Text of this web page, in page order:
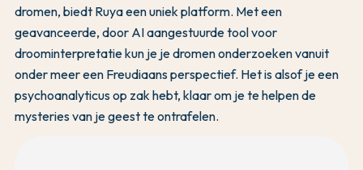
dromen, biedt Ruya een uniek platform. Met een
geavanceerde, door AI aangestuurde tool voor
droominterpretatie kun je je dromen onderzoeken vanuit
onder meer een Freudiaans perspectief. Het is alsof je een
psychoanalyticus op zak hebt, klaar om je te helpen de
mysteries van je geest te ontrafelen.